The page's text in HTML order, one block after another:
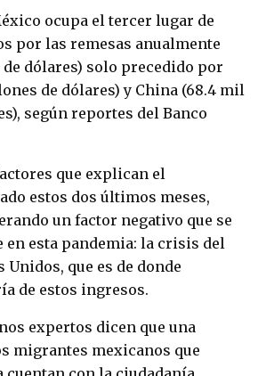
ocupa el tercer lugar de
por las remesas anualmente
dólares) solo precedido por
de dólares) y China (68.4 mil
según reportes del Banco
que explican el
estos dos últimos meses,
un factor negativo que se
en esta pandemia: la crisis del
Unidos, que es de donde
de estos ingresos.
expertos dicen que una
migrantes mexicanos que